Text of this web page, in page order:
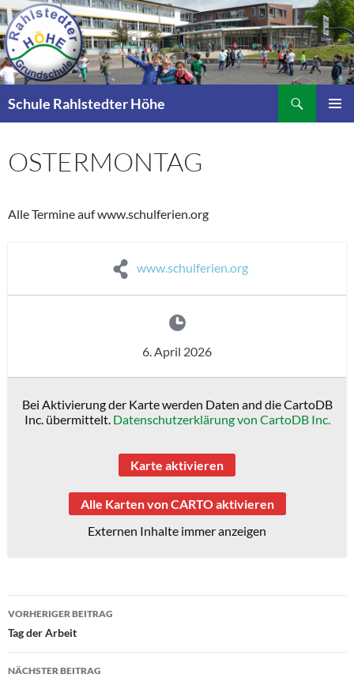
Zum
Inhalt
springen
Schule Rahlstedter Höhe
OSTERMONTAG
Alle Termine auf www.schulferien.org
www.schulferien.org
6. April 2026
Bei Aktivierung der Karte werden Daten and die CartoDB
Inc. übermittelt. Datenschutzerklärung von CartoDB Inc.
Karte aktivieren
Alle Karten von CARTO aktivieren
Externen Inhalte immer anzeigen
Beitragsnavigation
VORHERIGER BEITRAG
Tag der Arbeit
NÄCHSTER BEITRAG